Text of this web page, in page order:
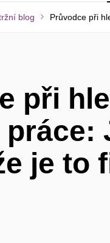
blog Průvodce při
při
je to